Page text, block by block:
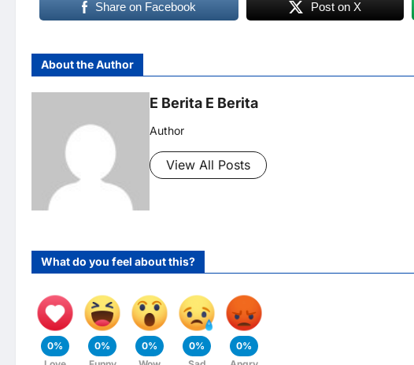
Share on Facebook Post on X
About the Author
E Berita E Berita
Author
View All Posts
What do you feel about this?
0%
0%
0%
0%
0%